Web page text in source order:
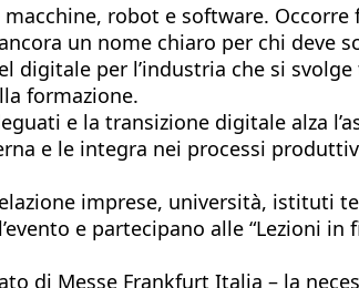
robot e software. Occorre
un nome chiaro per chi deve
digitale per l’industria che si
formazione.
e la transizione digitale alza
e le integra nei processi
imprese, università, istituti
e partecipano alle “Lezioni
di Messe Frankfurt Italia – la